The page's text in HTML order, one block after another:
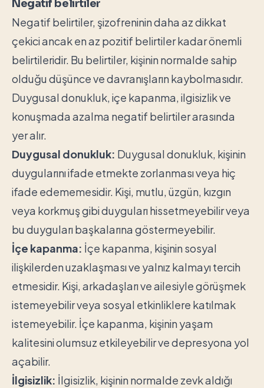
Negatif belirtiler
Negatif belirtiler, şizofreninin daha az dikkat
çekici ancak en az pozitif belirtiler kadar önemli
belirtileridir. Bu belirtiler, kişinin normalde sahip
olduğu düşünce ve davranışların kaybolmasıdır.
Duygusal donukluk, içe kapanma, ilgisizlik ve
konuşmada azalma negatif belirtiler arasında
yer alır.
Duygusal donukluk: Duygusal donukluk, kişinin
duygularını ifade etmekte zorlanması veya hiç
ifade edememesidir. Kişi, mutlu, üzgün, kızgın
veya korkmuş gibi duyguları hissetmeyebilir veya
bu duyguları başkalarına göstermeyebilir.
İçe kapanma: İçe kapanma, kişinin sosyal
ilişkilerden uzaklaşması ve yalnız kalmayı tercih
etmesidir. Kişi, arkadaşları ve ailesiyle görüşmek
istemeyebilir veya sosyal etkinliklere katılmak
istemeyebilir. İçe kapanma, kişinin yaşam
kalitesini olumsuz etkileyebilir ve depresyona yol
açabilir.
İlgisizlik: İlgisizlik, kişinin normalde zevk aldığı